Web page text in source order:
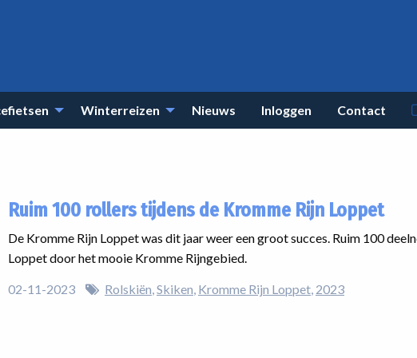
Winterreizen Nieuws Inloggen Contact
Ruim 100 rollers tijdens de Kromme Rijn Loppet
De Kromme Rijn Loppet was dit jaar weer een groot succes. Ruim 100
Loppet door het mooie Kromme Rijngebied.
02-11-2023 Rolskiën Skiken Kromme Rijn Loppet 2023